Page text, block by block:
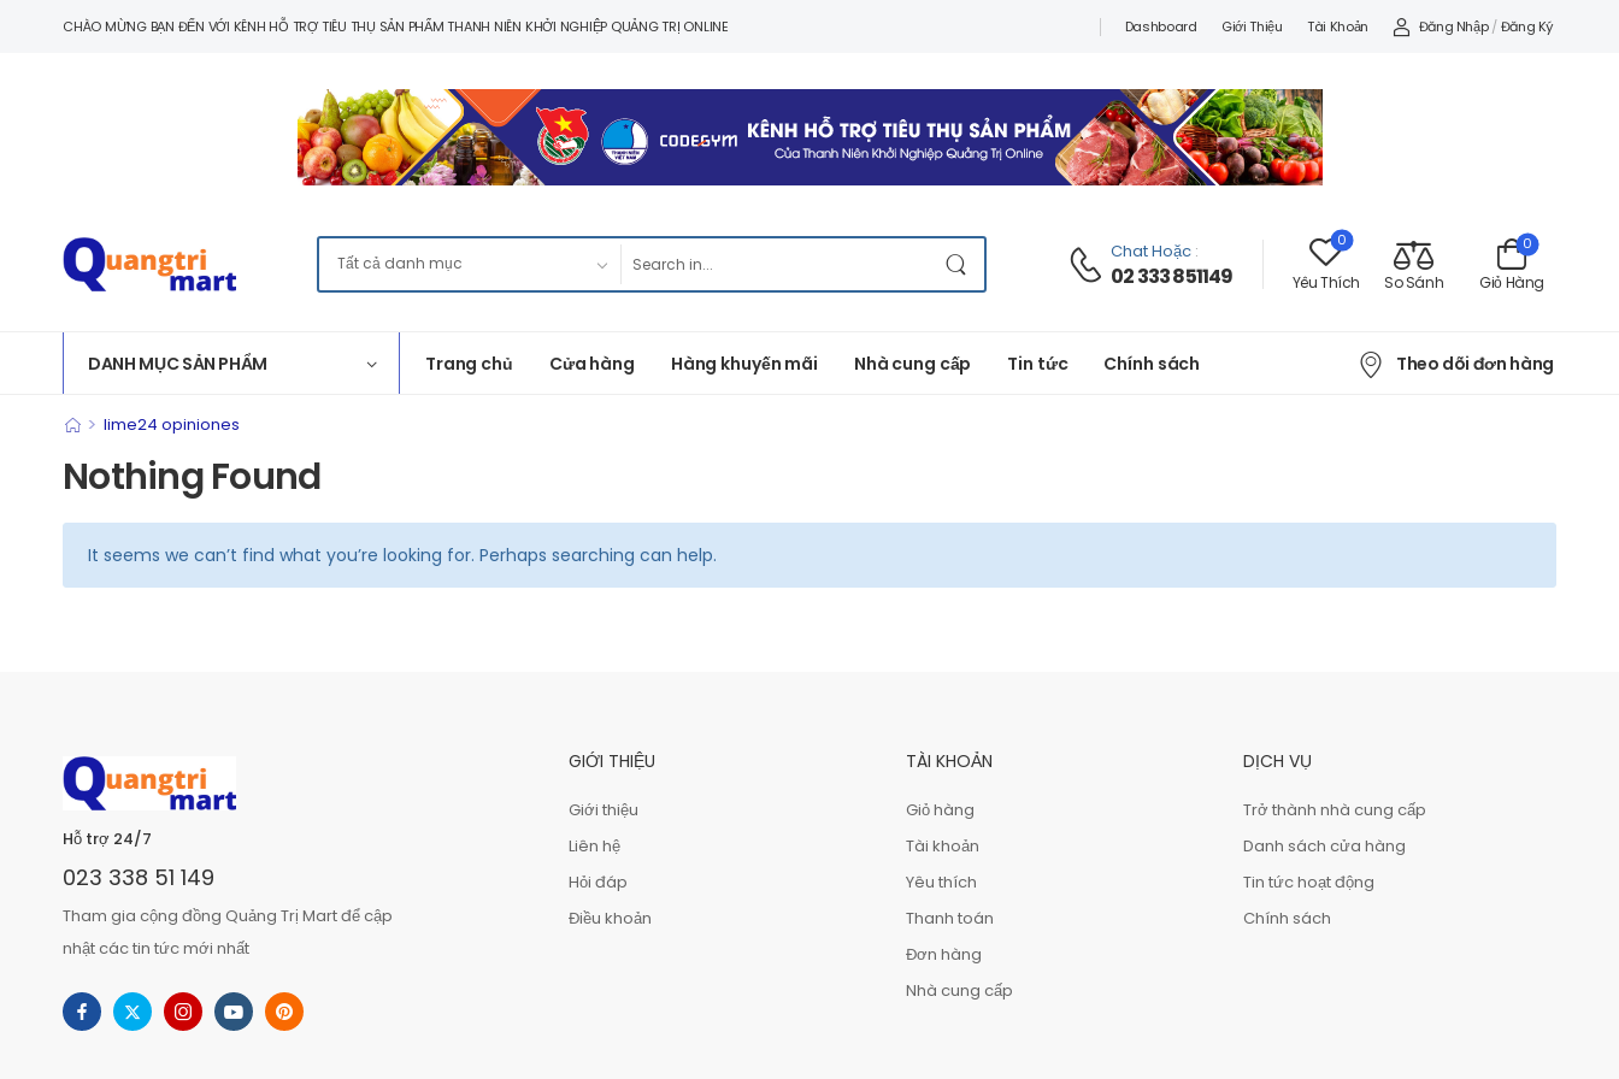
CHÀO MỪNG BẠN ĐẾN VỚI KÊNH HỖ TRỢ TIÊU THỤ SẢN PHẨM THANH NIÊN KHỞI NGHIỆP QUẢNG TRỊ ONLINE Dashboard Giới Thiệu Tài Khoản Đăng Nhập / Đăng Ký
Chat Hoặc :
02 333 851149
0
Yêu Thích So Sánh Giỏ Hàng
0
DANH MỤC SẢN PHẨM Trang chủ Cửa hàng Hàng khuyến mãi Nhà cung cấp Tin tức Chính sách Theo dõi đơn hàng
> lime24 opiniones
Nothing Found
It seems we can’t find what you’re looking for. Perhaps searching can help.
Hỗ trợ 24/7
023 338 51 149
Tham gia cộng đồng Quảng Trị Mart để cập
nhật các tin tức mới nhất
GIỚI THIỆU
Giới thiệu
Liên hệ
Hỏi đáp
Điều khoản
TÀI KHOẢN
Giỏ hàng
Tài khoản
Yêu thích
Thanh toán
Đơn hàng
Nhà cung cấp
DỊCH VỤ
Trở thành nhà cung cấp
Danh sách cửa hàng
Tin tức hoạt động
Chính sách